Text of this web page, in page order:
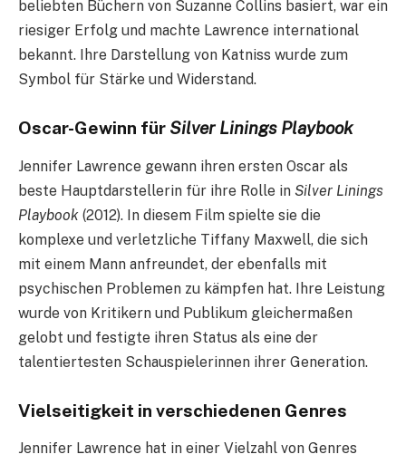
beliebten Büchern von Suzanne Collins basiert, war ein
riesiger Erfolg und machte Lawrence international
bekannt. Ihre Darstellung von Katniss wurde zum
Symbol für Stärke und Widerstand.
Oscar-Gewinn für Silver Linings Playbook
Jennifer Lawrence gewann ihren ersten Oscar als
beste Hauptdarstellerin für ihre Rolle in Silver Linings
Playbook (2012). In diesem Film spielte sie die
komplexe und verletzliche Tiffany Maxwell, die sich
mit einem Mann anfreundet, der ebenfalls mit
psychischen Problemen zu kämpfen hat. Ihre Leistung
wurde von Kritikern und Publikum gleichermaßen
gelobt und festigte ihren Status als eine der
talentiertesten Schauspielerinnen ihrer Generation.
Vielseitigkeit in verschiedenen Genres
Jennifer Lawrence hat in einer Vielzahl von Genres